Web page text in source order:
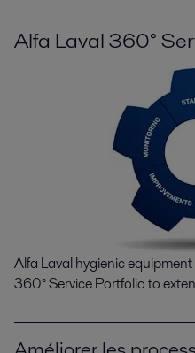
Alfa Laval 360°
Alfa Laval hygienic
360° Service Portfolio to